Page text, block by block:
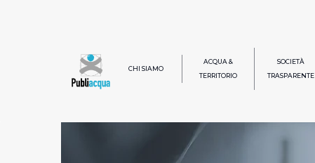
CHI SIAMO
ACQUA &
TERRITORIO
SOCIETÀ
TRASPARENTE